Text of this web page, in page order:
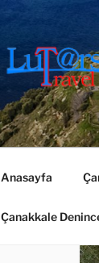
Anasayfa
Çanakkale